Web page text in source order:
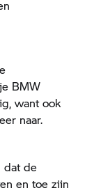
BMW
want ook
naar.
dat de
en toe zijn